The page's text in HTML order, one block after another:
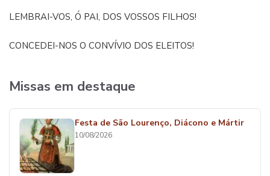
LEMBRAI-VOS, Ó PAI, DOS VOSSOS FILHOS!
CONCEDEI-NOS O CONVÍVIO DOS ELEITOS!
Missas em destaque
Festa de São Lourenço, Diácono e Mártir
10/08/2026